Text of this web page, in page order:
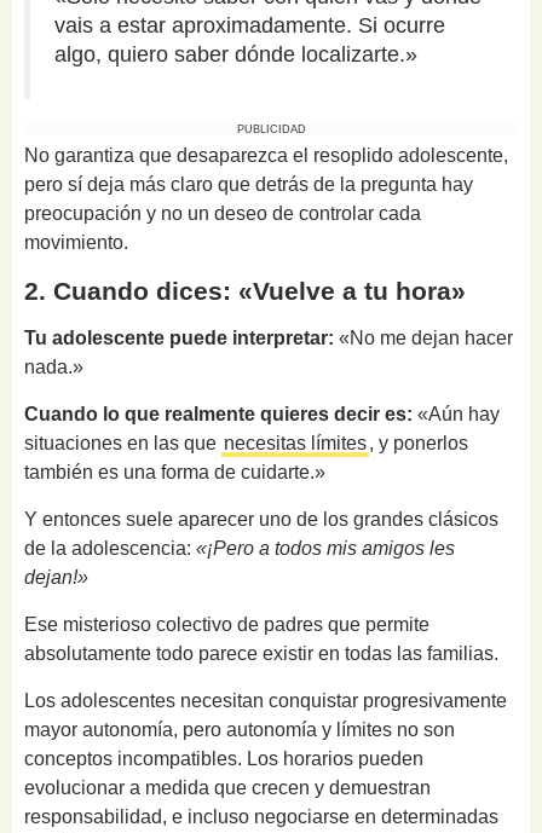
vais a estar aproximadamente. Si ocurre
algo, quiero saber dónde localizarte.»
PUBLICIDAD
No garantiza que desaparezca el resoplido adolescente,
pero sí deja más claro que detrás de la pregunta hay
preocupación y no un deseo de controlar cada
movimiento.
2. Cuando dices: «Vuelve a tu hora»
Tu adolescente puede interpretar: «No me dejan hacer
nada.»
Cuando lo que realmente quieres decir es: «Aún hay
situaciones en las que necesitas límites, y ponerlos
también es una forma de cuidarte.»
Y entonces suele aparecer uno de los grandes clásicos
de la adolescencia: «¡Pero a todos mis amigos les
dejan!»
Ese misterioso colectivo de padres que permite
absolutamente todo parece existir en todas las familias.
Los adolescentes necesitan conquistar progresivamente
mayor autonomía, pero autonomía y límites no son
conceptos incompatibles. Los horarios pueden
evolucionar a medida que crecen y demuestran
responsabilidad, e incluso negociarse en determinadas